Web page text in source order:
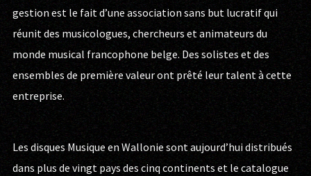
gestion est le fait d’une association sans but lucratif qui
réunit des musicologues, chercheurs et animateurs du
monde musical francophone belge. Des solistes et des
ensembles de première valeur ont prêté leur talent à cette
entreprise.
Les disques Musique en Wallonie sont aujourd’hui distribués
dans plus de vingt pays des cinq continents et le catalogue